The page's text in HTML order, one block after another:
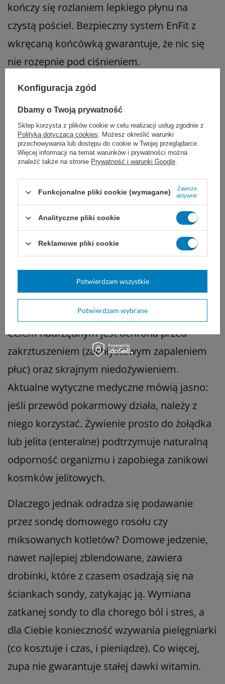
kończy się rozlaniem lepkiego płynu na
czystą pościel. Bezpieczny system EnFit z
wkręcaną końcówką gwarantuje, że nic się
nie rozepnie pod ciśnieniem.
Aby sprzęt różnych producentów pasował do
siebie idealnie, przygotowaliśmy również
niezbędne łączniki i adaptery, dzięki którym
zepniesz wszystko w jeden, całkowicie
szczelny układ.
Po co nam ten cały medyczny sprzęt i
gotowe diety?
Dla Twojego bliskiego przejście na karmienie
przez zgłębnik to trudny moment. Z jego
perspektywy to utrata smaku, radości z
jedzenia i poczucia normalności. Po co więc
Celem nadrzędnym jest ochrona przed
zakrztuszeniem (zachłystowym zapaleniem
płuc) oraz skrajnym niedożywieniem.
Aktualne wytyczne medyczne mówią jasno:
jeśli przewód pokarmowy działa, należy z
niego korzystać. Żywienie prosto do żołądka
lub jelita (enteralne) podtrzymuje naturalną
odporność organizmu i zapobiega zanikowi
kosmków jelitowych.
Dlaczego jednak odradza się podawanie
przez sondę domowego rosołu czy
miksowanych kotletów? Domowe jedzenie,
nawet najlepiej zblendowane, zawiera
drobinki, które z czasem osadzają się na
ściankach sondy, zatykając ją. Wymiana
zatkanej sondy to dla chorego ból i stres, a
dla Ciebie konieczność wzywania pielęgniarki
(co kosztuje i czas, i pieniądze). Co więcej,
zupa nie gwarantuje stałej dawki witamin.
Konfiguracja zgód
Dbamy o Twoją prywatność
Sklep korzysta z plików cookie w celu realizacji usług zgodnie z
Polityką dotyczącą cookies. Możesz określić warunki
przechowywania lub dostępu do cookie w Twojej przeglądarce.
Więcej informacji na temat warunków i prywatności można
znaleźć także na stronie Prywatność i warunki Google.
Funkcjonalne pliki cookie (wymagane)
Zawsze
aktywne
Analityczne pliki cookie
Reklamowe pliki cookie
Potwierdzam wybrane
Potwierdzam wszystkie